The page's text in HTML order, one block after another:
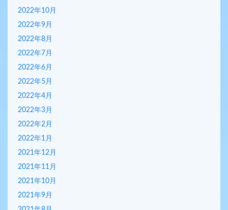
2022年10月
2022年9月
2022年8月
2022年7月
2022年6月
2022年5月
2022年4月
2022年3月
2022年2月
2022年1月
2021年12月
2021年11月
2021年10月
2021年9月